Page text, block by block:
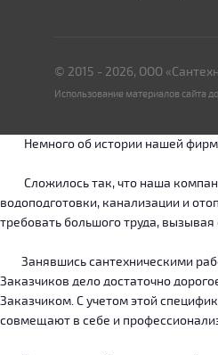
© 2015 - 2026, ООО
Использование материалов сайта
Немного об истории нашей
Сложилось так, что наша
водоподготовки, канализации и
требовать большого труда,
Занявшись сантехническими
Заказчиков дело достаточно
Заказчиком. С учетом этой
совмещают в себе и